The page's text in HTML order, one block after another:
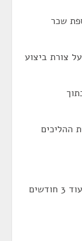
שכר
צורת ביצוע
ההליכים
6) הוועדה מבקשת משר הבריאות לדווח לה בעוד 3 חודשים